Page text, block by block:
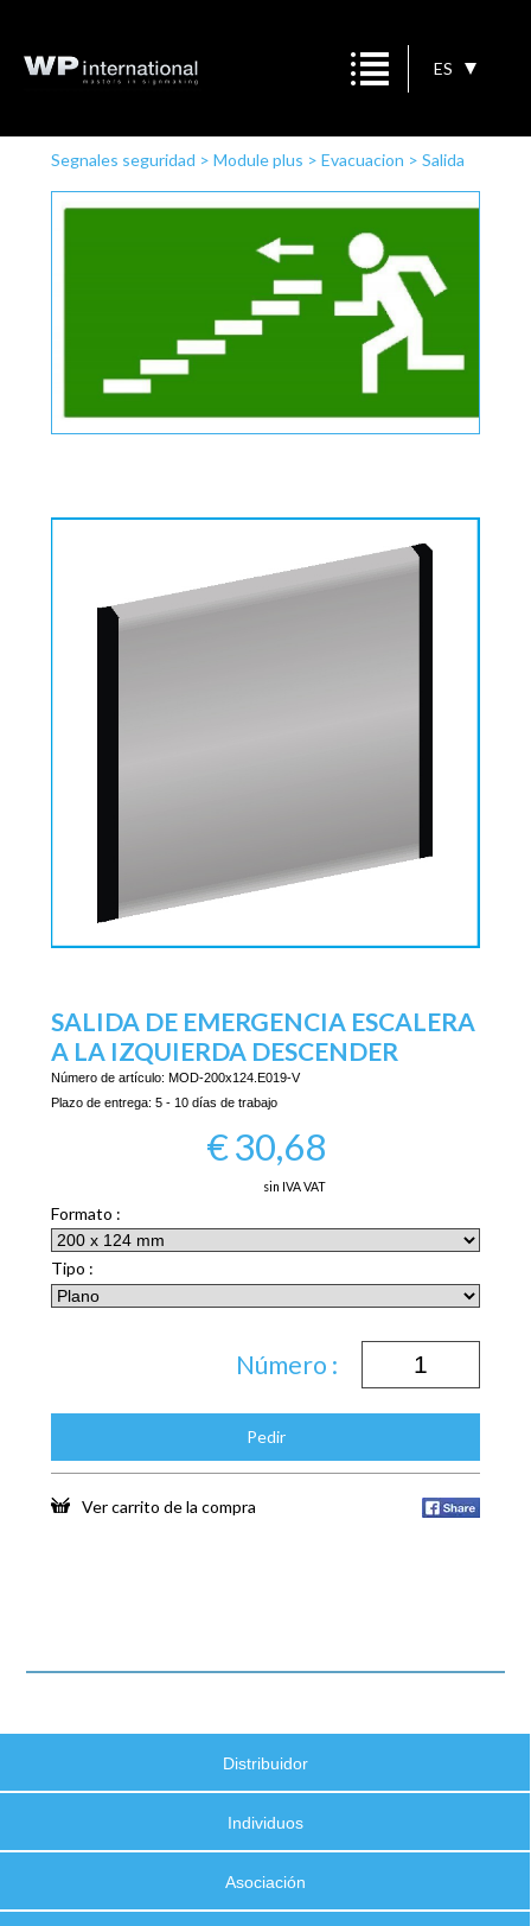
ES
Segnales seguridad > Module plus > Evacuacion > Salida
de emergencia escalera a la izquierda descender
SALIDA DE EMERGENCIA ESCALERA
A LA IZQUIERDA DESCENDER
Número de artículo: MOD-200x124.E019-V
Plazo de entrega: 5 - 10 días de trabajo
€30,68
sin IVA VAT
Formato :
Tipo :
Número :
Pedir
Ver carrito de la compra
Distribuidor
Individuos
Asociación